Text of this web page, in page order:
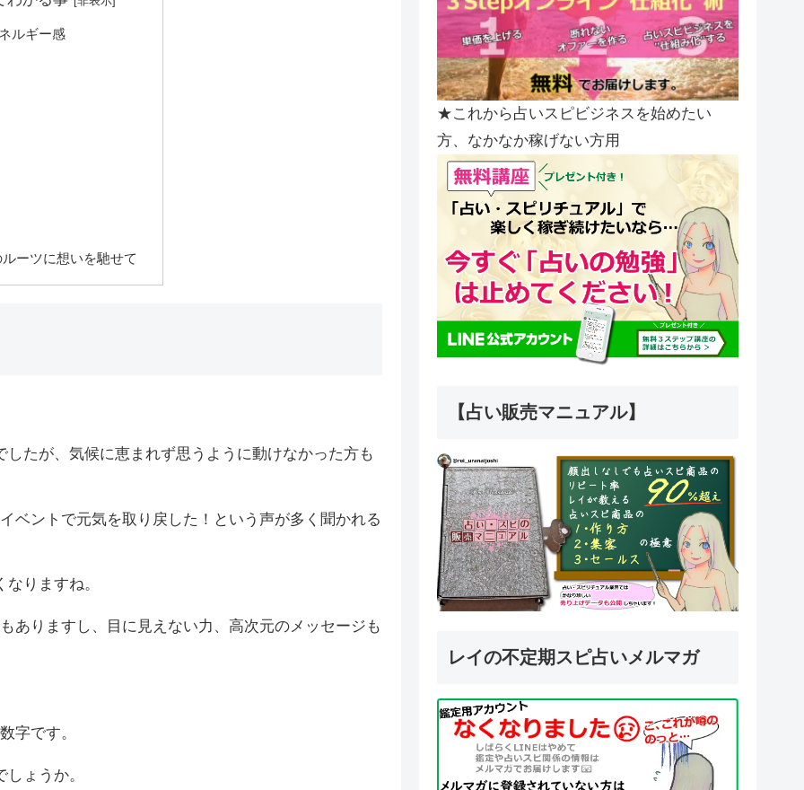
ルギー感
ーツに想いを馳せて
たが、気候に恵まれず思うように動けなかった方も
ベントで元気を取り戻した！という声が多く聞かれる
りますね。
ありますし、目に見えない力、高次元のメッセージも
字です。
ょうか。
★これから占いスピビジネスを始めたい
方、なかなか稼げない方用
【占い販売マニュアル】
レイの不定期スピ占いメルマガ